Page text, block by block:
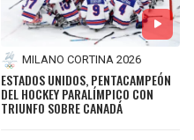
MILANO CORTINA 2026
ESTADOS UNIDOS, PENTACAMPEÓN
DEL HOCKEY PARALÍMPICO CON
TRIUNFO SOBRE CANADÁ